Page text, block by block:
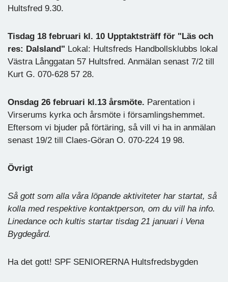
Hultsfred 9.30.
Tisdag 18 februari kl. 10 Upptaktsträff för "Läs och
res: Dalsland" Lokal: Hultsfreds Handbollsklubbs lokal
Västra Långgatan 57 Hultsfred. Anmälan senast 7/2 till
Kurt G. 070-628 57 28.
Onsdag 26 februari kl.13 årsmöte. Parentation i
Virserums kyrka och årsmöte i församlingshemmet.
Eftersom vi bjuder på förtäring, så vill vi ha in anmälan
senast 19/2 till Claes-Göran O. 070-224 19 98.
Övrigt
Så gott som alla våra löpande aktiviteter har startat, så
kolla med respektive kontaktperson, om du vill ha info.
Linedance och kultis startar tisdag 21 januari i Vena
Bygdegård.
Ha det gott! SPF SENIORERNA Hultsfredsbygden